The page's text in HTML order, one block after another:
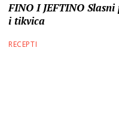
FINO I JEFTINO
i tikvica
RECEPTI